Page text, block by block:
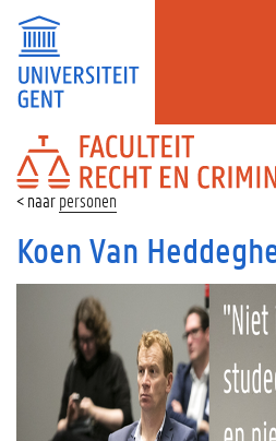
FACULTEIT
RECHT
EN
CRIMINOLOGIE
personen
Koen Van